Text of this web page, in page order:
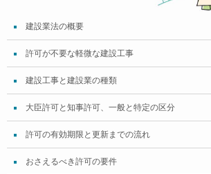
建設業法の概要
許可が不要な軽微な建設工事
建設工事と建設業の種類
大臣許可と知事許可、一般と特定の区分
許可の有効期限と更新までの流れ
おさえるべき許可の要件